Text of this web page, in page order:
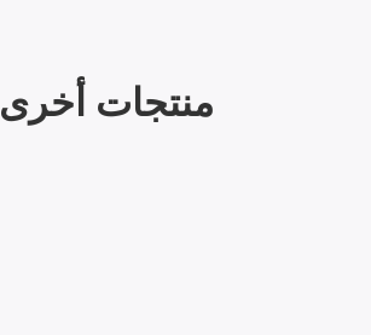
منتجات أخرى